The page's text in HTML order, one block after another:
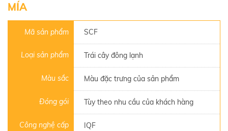
MÍA
Mã sản phẩm SCF
Loại sản phẩm Trái cây đông lạnh
Màu sắc Màu đặc trưng của sản phẩm
Đóng gói Tùy theo nhu cầu của khách hàng
Công nghệ cấp
IQF